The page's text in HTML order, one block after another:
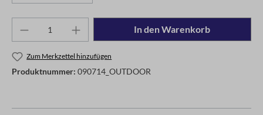
In den Warenkorb
Zum Merkzettel hinzufügen
Produktnummer: 090714_OUTDOOR